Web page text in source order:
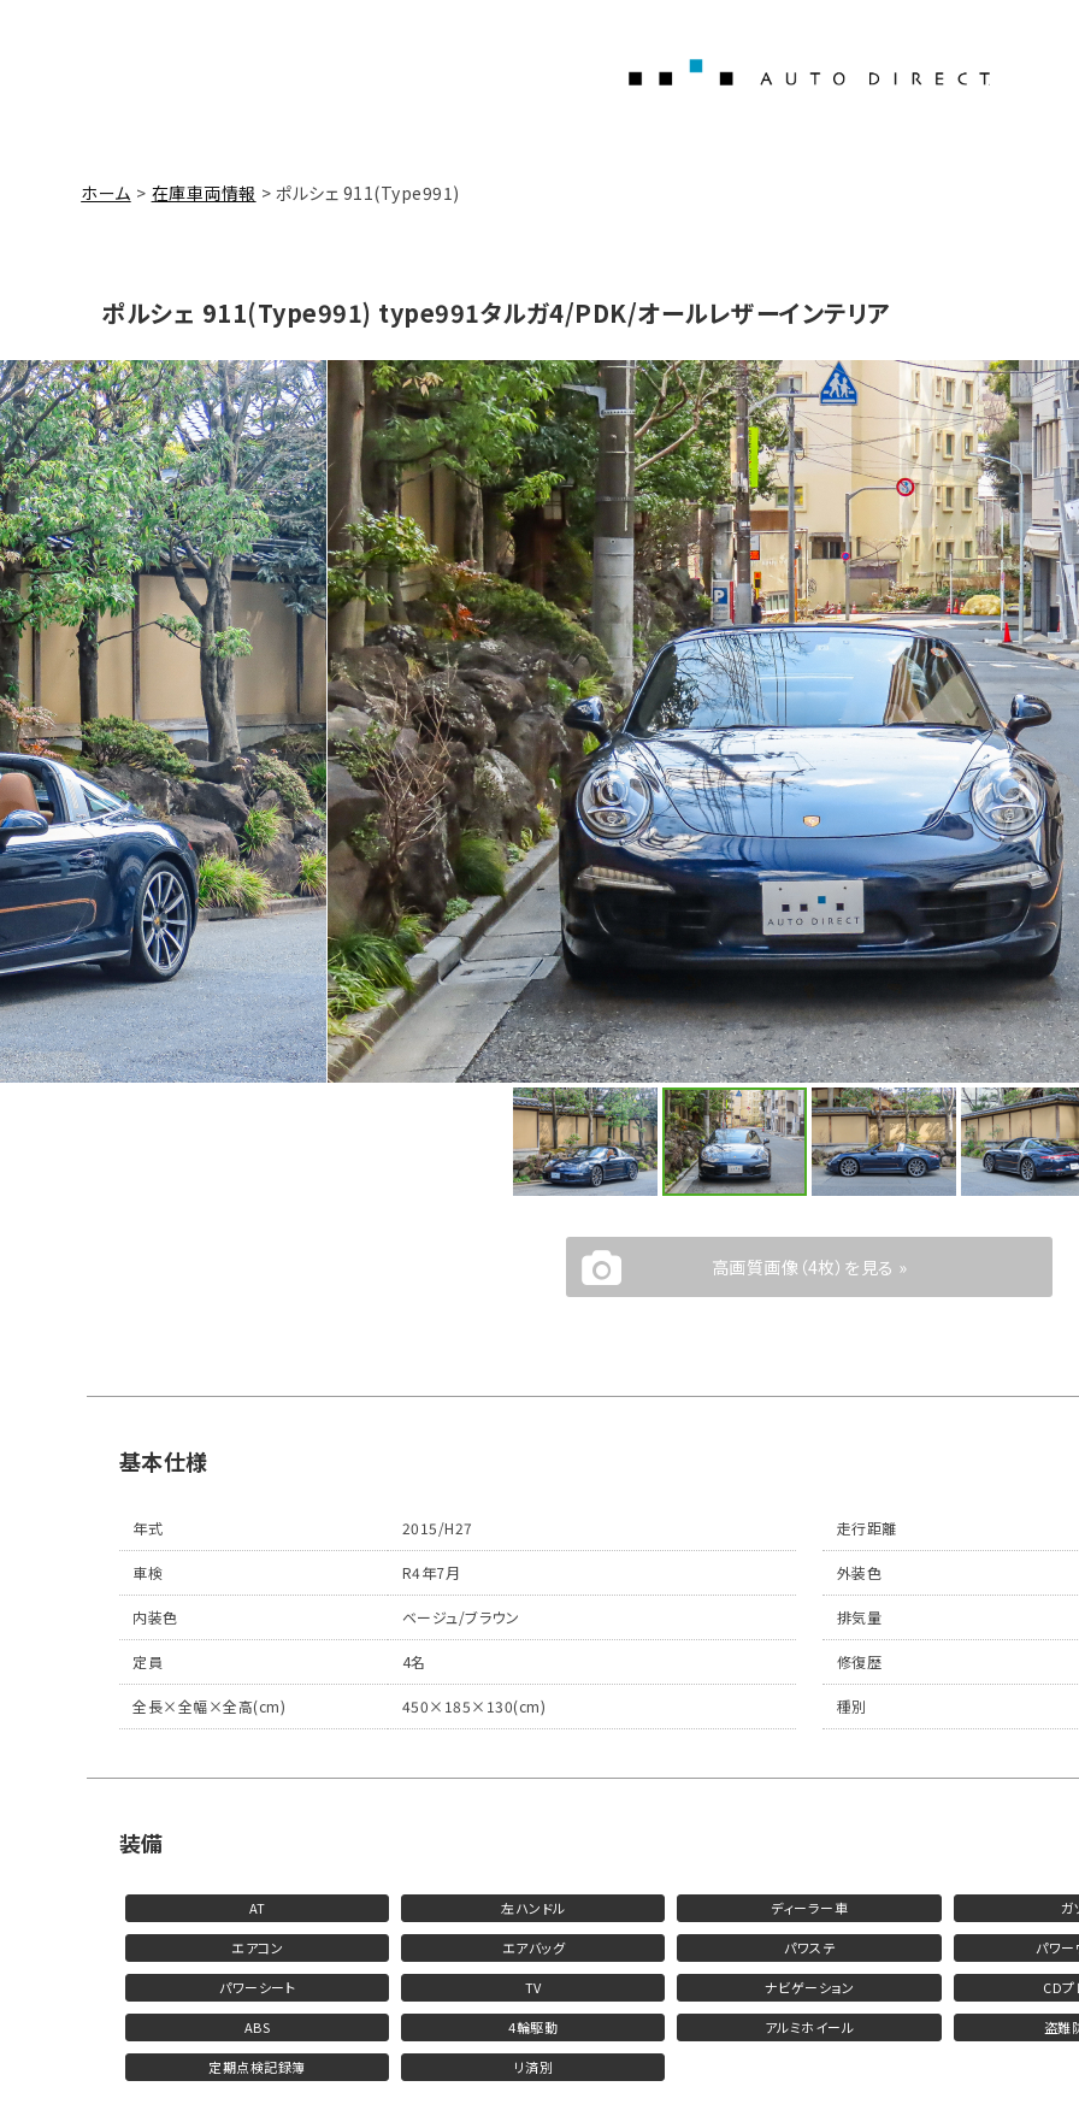
ホーム 在庫車両情報 ポルシェ 911(Type991)
ポルシェ 911(Type991) type991タルガ4/PDK/オールレザーインテリア
高画質画像（4枚）を見る »
基本仕様
年式 2015/H27 走行距離
車検 R4年7月 外装色
内装色 ベージュ/ブラウン 排気量
定員 4名 修復歴
全長×全幅×全高(cm) 450×185×130(cm) 種別
装備
AT 左ハンドル ディーラー車 ガ
エアコン エアバッグ パワステ パワー
パワーシート TV ナビゲーション CDプ
ABS 4輪駆動 アルミホイール 盗難
定期点検記録簿 リ済別